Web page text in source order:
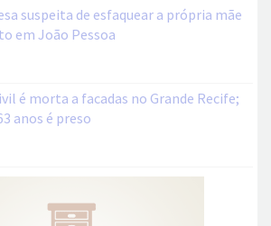
suspeita de esfaquear a própria mãe
em João Pessoa
é morta a facadas no Grande Recife;
anos é preso